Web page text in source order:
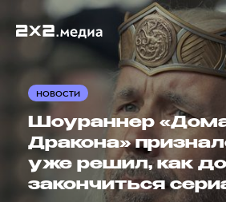
НОВОСТИ
Шоураннер
Дракона»
уже решил, как
закончиться